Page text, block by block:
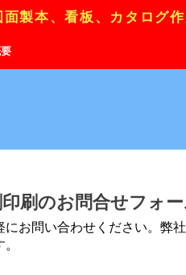
製本、看板、カタログ
刷のお問合せフォ
にお問い合わせください。弊